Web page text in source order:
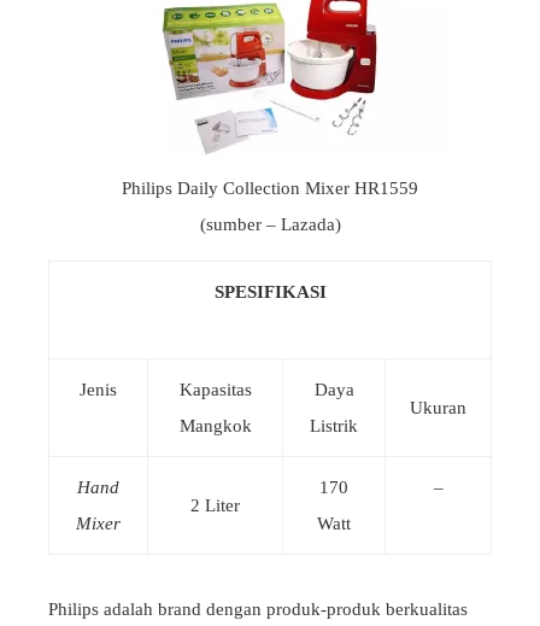
Philips Daily Collection Mixer HR1559
(sumber – Lazada)
SPESIFIKASI
Jenis
Kapasitas
Mangkok
Daya
Listrik
Ukuran
Hand
Mixer
2 Liter
170
Watt
–
Philips adalah brand dengan produk-produk berkualitas